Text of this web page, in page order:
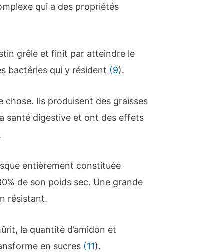
qui a des propriétés
grêle et finit par atteindre le
bactéries qui y résident (9).
Ils produisent des graisses
santé digestive et ont des effets
entièrement constituée
de son poids sec. Une grande
résistant.
la quantité d’amidon et
en sucres (11).